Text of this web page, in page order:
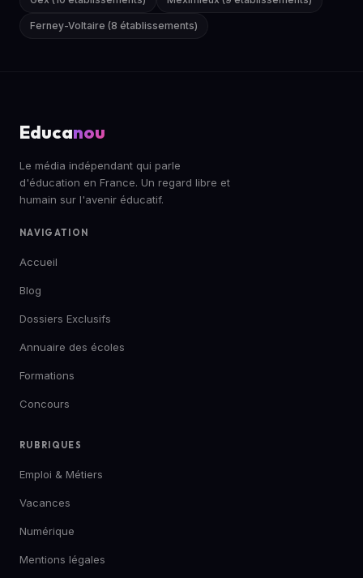
Ferney-Voltaire (8 établissements)
Educanou
Le média indépendant qui parle
d'éducation en France. Un regard libre et
humain sur l'avenir éducatif.
NAVIGATION
Accueil
Blog
Dossiers Exclusifs
Annuaire des écoles
Formations
Concours
RUBRIQUES
Emploi & Métiers
Vacances
Numérique
Mentions légales